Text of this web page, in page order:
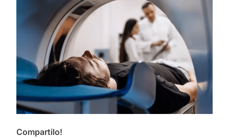
Compartilo!